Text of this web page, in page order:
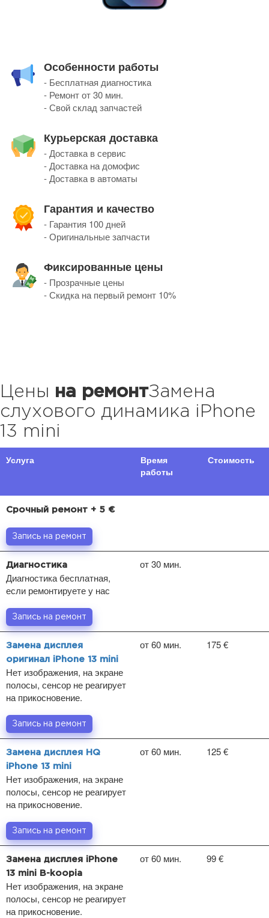
Особенности работы
- Бесплатная диагностика
- Ремонт от 30 мин.
- Свой склад запчастей
Курьерская доставка
- Доставка в сервис
- Доставка на домофис
- Доставка в автоматы
Гарантия и качество
- Гарантия 100 дней
- Оригинальные запчасти
Фиксированные цены
- Прозрачные цены
- Скидка на первый ремонт 10%
Цены на ремонтЗамена
слухового динамика iPhone
13 mini
Услуга
Время
работы
Стоимость
Срочный ремонт + 5 €
Запись на ремонт
Диагностика
Диагностика бесплатная,
если ремонтируете у нас
от 30 мин.
Запись на ремонт
Замена дисплея
оригинал iPhone 13 mini
Нет изображения, на экране
полосы, сенсор не реагирует
на прикосновение.
от 60 мин. 175 €
Запись на ремонт
Замена дисплея HQ
iPhone 13 mini
Нет изображения, на экране
полосы, сенсор не реагирует
на прикосновение.
от 60 мин. 125 €
Запись на ремонт
Замена дисплея iPhone
13 mini B-koopia
Нет изображения, на экране
полосы, сенсор не реагирует
на прикосновение.
от 60 мин. 99 €